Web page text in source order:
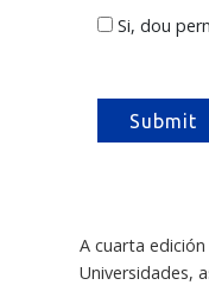
Si, dou
A cuarta
Universidades,